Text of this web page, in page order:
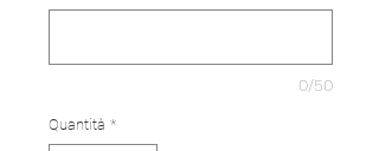
0/50
Quantità *